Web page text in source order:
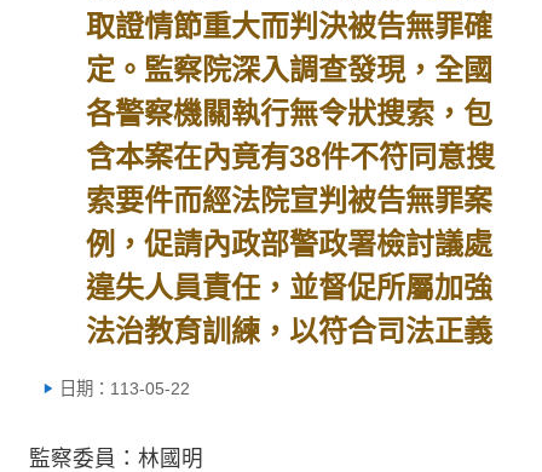
取證情節重大而判決被告無罪確
定。監察院深入調查發現，全國
各警察機關執行無令狀搜索，包
含本案在內竟有38件不符同意搜
索要件而經法院宣判被告無罪案
例，促請內政部警政署檢討議處
違失人員責任，並督促所屬加強
法治教育訓練，以符合司法正義
日期：113-05-22
監察委員：林國明